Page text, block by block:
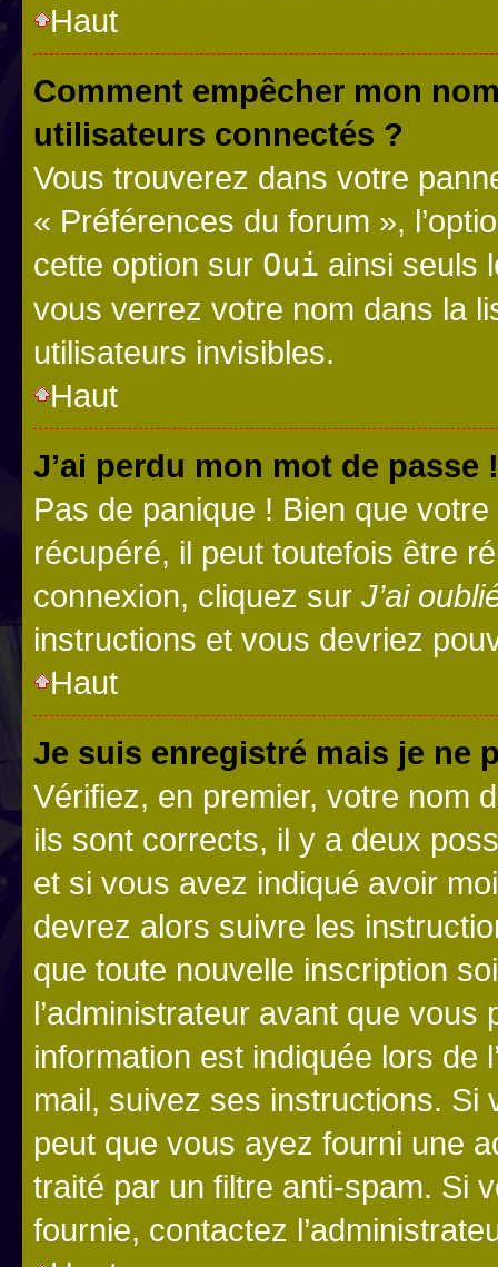
Haut
Comment empêcher mon
utilisateurs connectés ?
Vous trouverez dans votre
« Préférences du forum »,
cette option sur Oui ainsi seuls
vous verrez votre nom dans la
utilisateurs invisibles.
Haut
J’ai perdu mon mot de passe !
Pas de panique ! Bien que
récupéré, il peut toutefois être
connexion, cliquez sur J’ai
instructions et vous devriez
Haut
Je suis enregistré mais je ne
Vérifiez, en premier, votre nom
ils sont corrects, il y a deux
et si vous avez indiqué avoir
devrez alors suivre les
que toute nouvelle inscription
l’administrateur avant que
information est indiquée lors de
mail, suivez ses instructions. Si
peut que vous ayez fourni une
traité par un filtre anti-spam. Si
fournie, contactez